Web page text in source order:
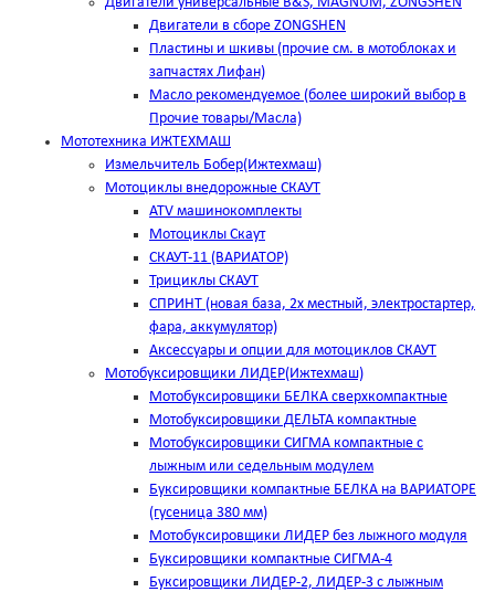
Двигатели в сборе ZONGSHEN
Пластины и шкивы (прочие см. в мотоблоках и
запчастях Лифан)
Масло рекомендуемое (более широкий выбор в
Прочие товары/Масла)
Мототехника ИЖТЕХМАШ
Измельчитель Бобер(Ижтехмаш)
Мотоциклы внедорожные СКАУТ
ATV машинокомплекты
Мотоциклы Скаут
СКАУТ-11 (ВАРИАТОР)
Трициклы СКАУТ
СПРИНТ (новая база, 2х местный, электростартер,
фара, аккумулятор)
Аксессуары и опции для мотоциклов СКАУТ
Мотобуксировщики ЛИДЕР(Ижтехмаш)
Мотобуксировщики БЕЛКА сверхкомпактные
Мотобуксировщики ДЕЛЬТА компактные
Мотобуксировщики СИГМА компактные с
лыжным или седельным модулем
Буксировщики компактные БЕЛКА на ВАРИАТОРЕ
(гусеница 380 мм)
Мотобуксировщики ЛИДЕР без лыжного модуля
Буксировщики компактные СИГМА-4
Буксировщики ЛИДЕР-2, ЛИДЕР-3 c лыжным